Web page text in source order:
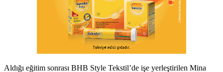
Aldığı eğitim sonrası BHB Style Tekstil’de işe yerleştirilen Mina